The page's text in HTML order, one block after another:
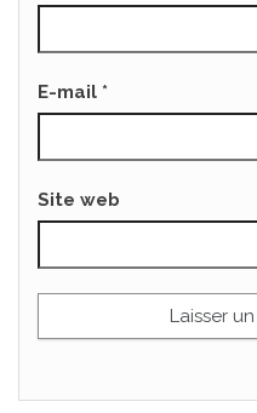
E-mail *
Site web